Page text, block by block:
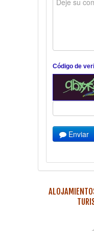
Código de
Enviar